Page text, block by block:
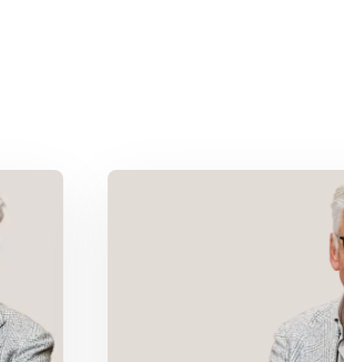
Lees meer over Column Jan